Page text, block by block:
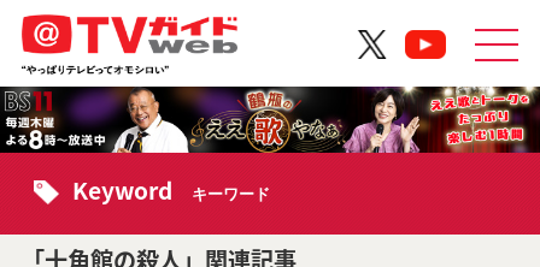
Keyword キーワード
「十角館の殺人」関連記事